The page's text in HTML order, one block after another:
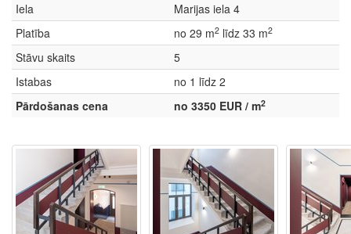
Iela
Marijas iela 4
Platība
no 29 m2 līdz 33 m2
Stāvu skaits
5
Istabas
no 1 līdz 2
Pārdošanas cena
no 3350 EUR / m2